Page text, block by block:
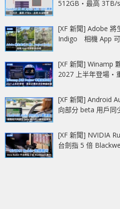
512GB‧最高 3TB/
[XF 新聞] Adobe 將
Indigo 相機 App
[XF 新聞] Winamp
2027 上半年登場‧
[XF 新聞] Android
向部分 beta 用戶同
[XF 新聞] NVIDIA
台劍指 5 倍